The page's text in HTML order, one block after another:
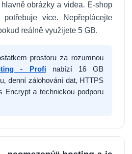
obrázky a videa. E-shop
více. Nepřeplácejte
reálně využijete 5 GB.
prostoru za rozumnou
- Profinabízí 16 GB
denní zálohování dat, HTTPS
Encrypt a technickou podporu